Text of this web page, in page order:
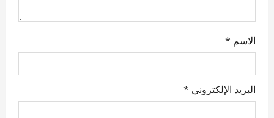
الاسم *
البريد الإلكتروني *